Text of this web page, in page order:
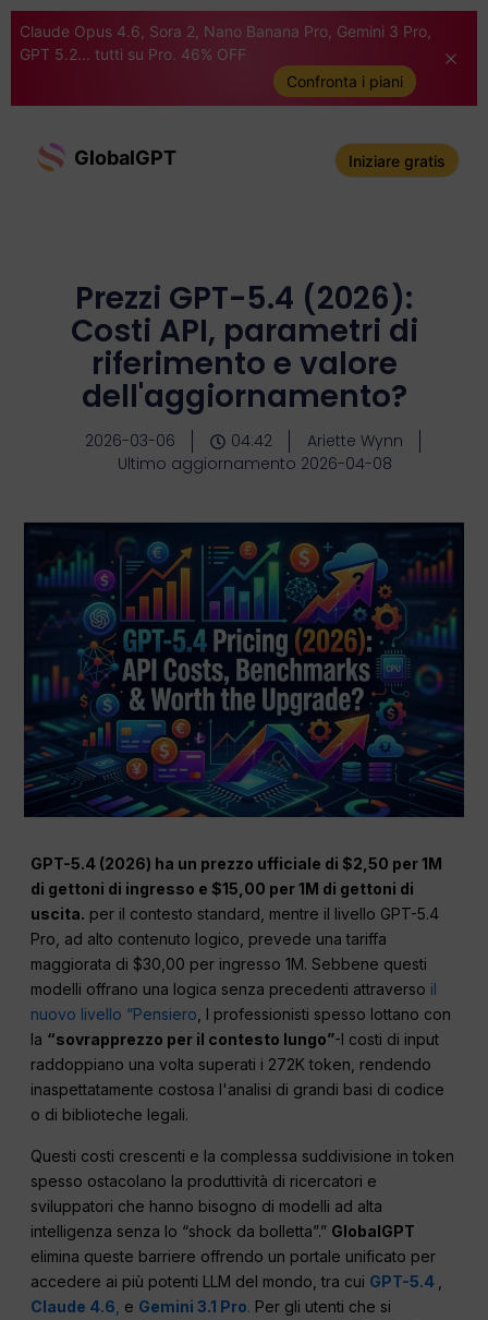
Claude Opus 4.6, Sora 2, Nano Banana Pro, Gemini 3 Pro,
GPT 5.2... tutti su Pro. 46% OFF
Confronta i piani
GlobalGPT Iniziare gratis
Prezzi GPT-5.4 (2026):
Costi API, parametri di
riferimento e valore
dell'aggiornamento?
2026-03-06 04:42
Ariette Wynn
Ultimo aggiornamento 2026-04-08
GPT-5.4 (2026) ha un prezzo ufficiale di $2,50 per 1M
di gettoni di ingresso e $15,00 per 1M di gettoni di
uscita. per il contesto standard, mentre il livello GPT-5.4
Pro, ad alto contenuto logico, prevede una tariffa
maggiorata di $30,00 per ingresso 1M. Sebbene questi
modelli offrano una logica senza precedenti attraverso il
nuovo livello “Pensiero , I professionisti spesso lottano con
la “sovrapprezzo per il contesto lungo”-I costi di input
raddoppiano una volta superati i 272K token, rendendo
inaspettatamente costosa l'analisi di grandi basi di codice
o di biblioteche legali.
Questi costi crescenti e la complessa suddivisione in token
spesso ostacolano la produttività di ricercatori e
sviluppatori che hanno bisogno di modelli ad alta
intelligenza senza lo “shock da bolletta”.” GlobalGPT
elimina queste barriere offrendo un portale unificato per
accedere ai più potenti LLM del mondo, tra cui GPT-5.4
Claude 4.6 e Gemini 3.1 Pro. Per gli utenti che si